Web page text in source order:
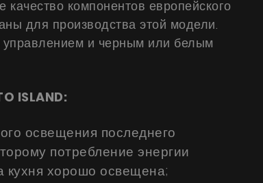
компонентов европейского
для производства этой модели.
и черным или белым
ISLAND:
освещения последнего
потребление энергии
кухня хорошо освещена;